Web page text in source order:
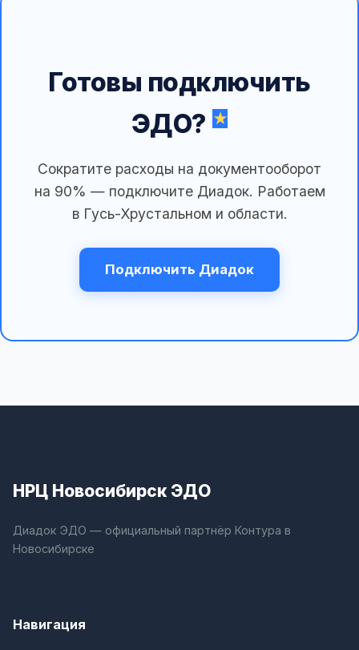
Готовы подключить
ЭДО?
Сократите расходы на документооборот
на 90% — подключите Диадок. Работаем
в Гусь-Хрустальном и области.
Подключить Диадок
НРЦ Новосибирск ЭДО
Диадок ЭДО — официальный партнёр Контура в
Новосибирске
Навигация